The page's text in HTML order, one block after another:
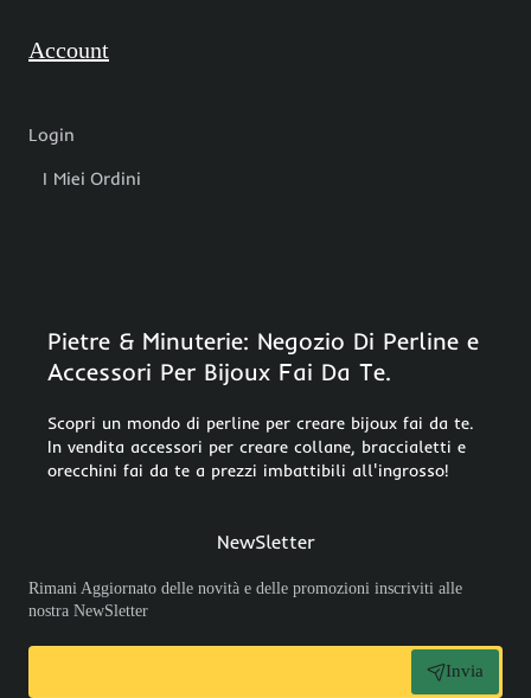
Account
Login
I Miei Ordini
Pietre & Minuterie: Negozio Di Perline e
Accessori Per Bijoux Fai Da Te.
Scopri un mondo di perline per creare bijoux fai da te.
In vendita accessori per creare collane, braccialetti e
orecchini fai da te a prezzi imbattibili all'ingrosso!
NewSletter
Rimani Aggiornato delle novità e delle promozioni inscriviti alle
nostra NewSletter
Invia